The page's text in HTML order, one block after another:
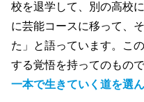
校を退学して、別の高校
に芸能コースに移って、
た」と語っています。こ
する覚悟を持ってのもので
一本で生きていく道を選